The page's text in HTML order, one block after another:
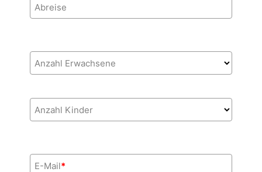
Abreise
Anzahl Erwachsene
Anzahl Kinder
E-Mail*